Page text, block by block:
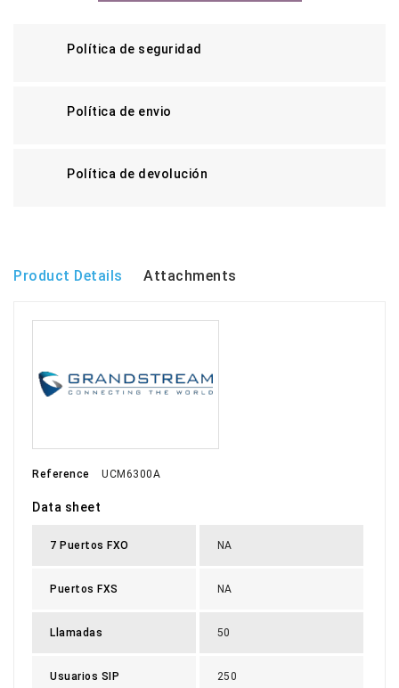
Política de seguridad
Política de envio
Política de devolución
Product Details Attachments
Reference UCM6300A
Data sheet
7 Puertos FXO NA
Puertos FXS NA
Llamadas 50
Usuarios SIP 250